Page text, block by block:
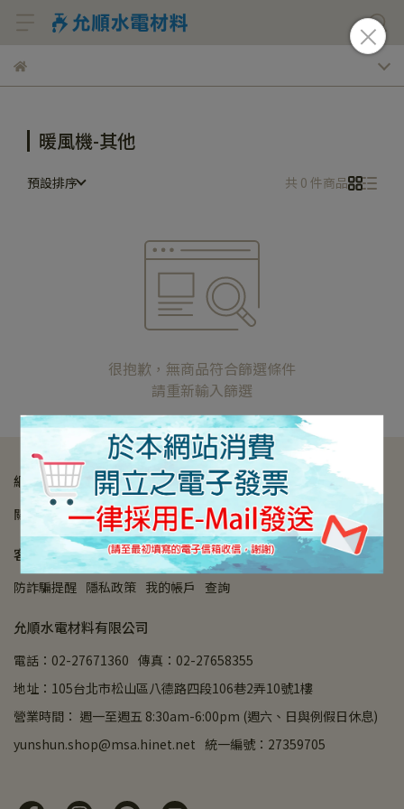
暖風機-其他
預設排序 共 0 件商品
很抱歉，無商品符合篩選條件
請重新輸入篩選
網站導覽
關於我們 營業時間 購物須知 付款方式 退款政策
客戶服務
防詐騙提醒 隱私政策 我的帳戶 查詢
允順水電材料有限公司
電話：02-27671360 傳真：02-27658355
地址：105台北市松山區八德路四段106巷2弄10號1樓
營業時間： 週一至週五 8:30am-6:00pm (週六、日與例假日休息)
yunshun.shop@msa.hinet.net 統一編號：27359705